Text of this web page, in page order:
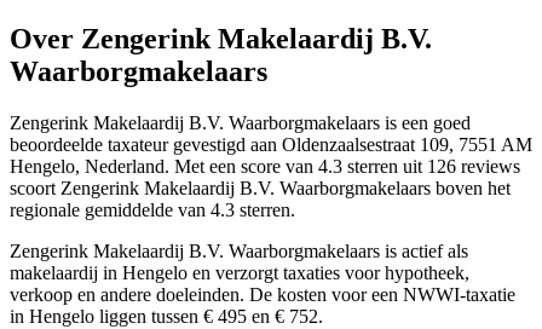
Over Zengerink Makelaardij B.V.
Waarborgmakelaars
Zengerink Makelaardij B.V. Waarborgmakelaars is een goed
beoordeelde taxateur gevestigd aan Oldenzaalsestraat 109, 7551 AM
Hengelo, Nederland. Met een score van 4.3 sterren uit 126 reviews
scoort Zengerink Makelaardij B.V. Waarborgmakelaars boven het
regionale gemiddelde van 4.3 sterren.
Zengerink Makelaardij B.V. Waarborgmakelaars is actief als
makelaardij in Hengelo en verzorgt taxaties voor hypotheek,
verkoop en andere doeleinden. De kosten voor een NWWI-taxatie
in Hengelo liggen tussen € 495 en € 752.